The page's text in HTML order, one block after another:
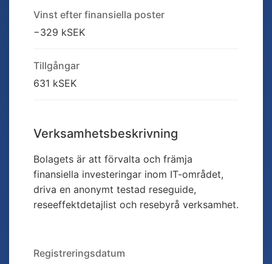
Vinst efter finansiella poster
−329 kSEK
Tillgångar
631 kSEK
Verksamhetsbeskrivning
Bolagets är att förvalta och främja
finansiella investeringar inom IT-området,
driva en anonymt testad reseguide,
reseeffektdetajlist och resebyrå verksamhet.
Registreringsdatum